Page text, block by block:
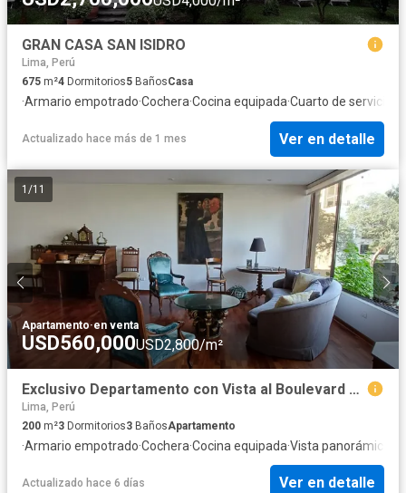
GRAN CASA SAN ISIDRO
Lima, Perú
675 m²4 Dormitorios5 BañosCasa
·Armario empotrado·Cochera·Cocina equipada·Cuarto de servicio
Actualizado hace más de 1 mes Ver en detalle
1 /11
Apartamento·en venta
USD560,000USD2,800/m²
Exclusivo Departamento con Vista al Boulevard de Roosevelt
Lima, Perú
200 m²3 Dormitorios3 BañosApartamento
·Armario empotrado·Cochera·Cocina equipada·Vista panorámica
Actualizado hace 6 días Ver en detalle